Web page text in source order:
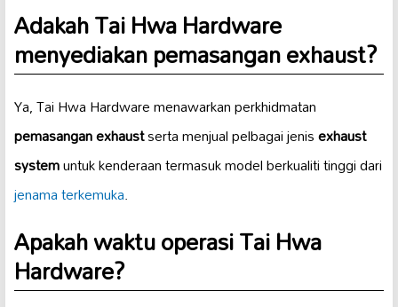
Adakah Tai Hwa Hardware
menyediakan pemasangan exhaust?
Ya, Tai Hwa Hardware menawarkan perkhidmatan
pemasangan exhaustserta menjual pelbagai jenisexhaust
systemuntuk kenderaan termasuk model berkualiti tinggi dari
jenama terkemuka.
Apakah waktu operasi Tai Hwa
Hardware?